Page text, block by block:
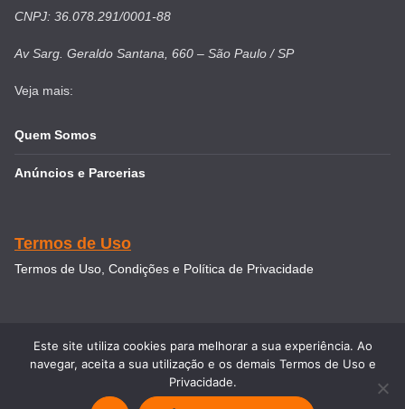
CNPJ: 36.078.291/0001-88
Av Sarg. Geraldo Santana, 660 – São Paulo / SP
Veja mais:
Quem Somos
Anúncios e Parcerias
Termos de Uso
Termos de Uso, Condições e Política de Privacidade
Intercâmbio & Viagem
Este site utiliza cookies para melhorar a sua experiência. Ao
navegar, aceita a sua utilização e os demais Termos de Uso e
Privacidade.